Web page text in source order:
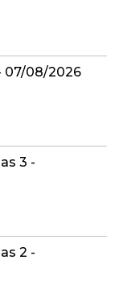
07/08/2026
3 -
2 -